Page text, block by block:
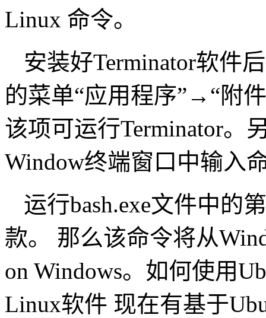
Linux 命令。
安装好Terminator软件
的菜单“应用程序”→“附
该项可运行Terminator。
Window终端窗口中输入
运行bash.exe文件中的
款。 那么该命令将从
on Windows。如何使用
Linux软件 现在有基于